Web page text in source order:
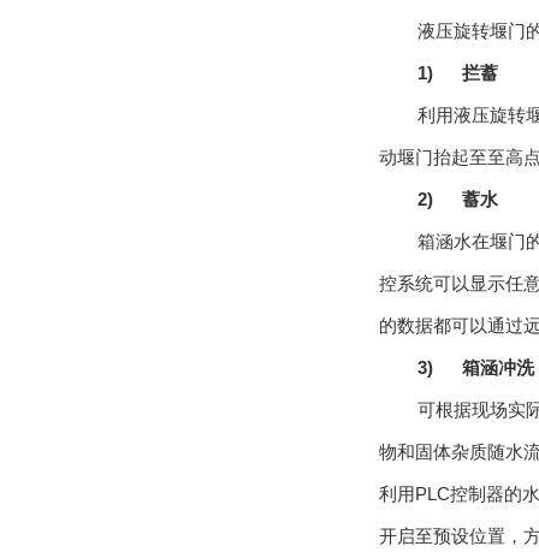
液压旋转堰门
1) 拦蓄
利用液压旋转
动堰门抬起至至高
2) 蓄水
箱涵水在堰门
控系统可以显示任
的数据都可以通过
3) 箱涵冲洗
可根据现场实
物和固体杂质随水
利用PLC控制器的
开启至预设位置，